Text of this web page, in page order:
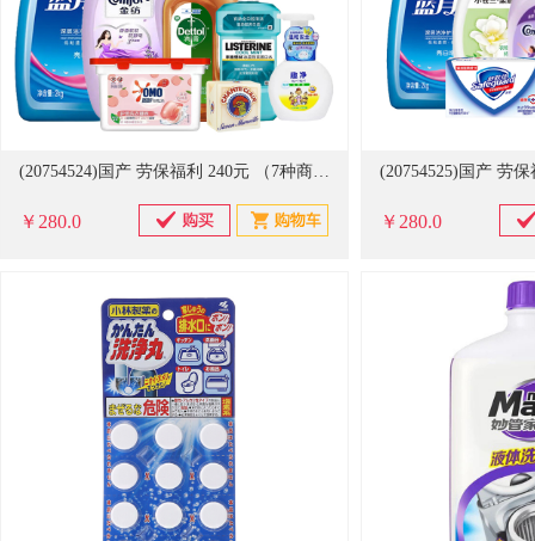
(20754524)国产 劳保福利 240元 （7种商品） 套餐二(单位：套)
￥280.0 ￥280.0